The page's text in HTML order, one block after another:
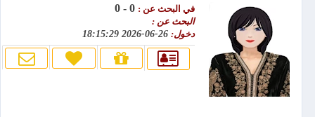
في البحث عن :
البحث عن :
دخول: